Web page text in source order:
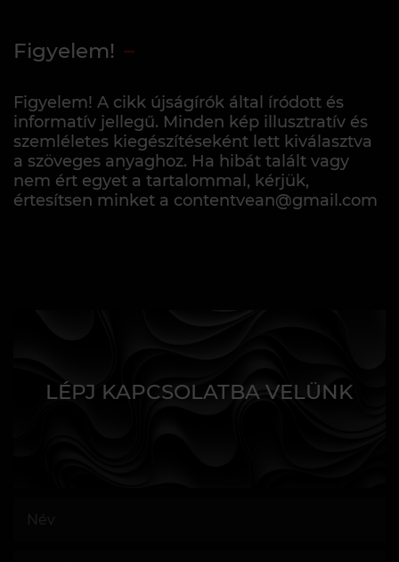
Figyelem!
Figyelem! A cikk újságírók által íródott és
informatív jellegű. Minden kép illusztratív és
szemléletes kiegészítéseként lett kiválasztva
a szöveges anyaghoz. Ha hibát talált vagy
nem ért egyet a tartalommal, kérjük,
értesítsen minket a contentvean@gmail.com
LÉPJ KAPCSOLATBA VELÜNK